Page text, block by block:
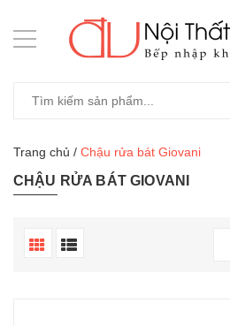
Trang chủ / Chậu rửa bát Giovani
CHẬU RỬA BÁT GIOVANI